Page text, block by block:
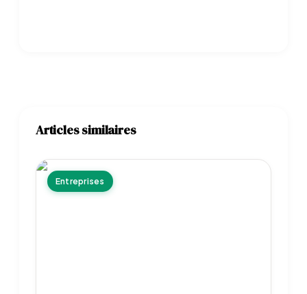
Articles similaires
Entreprises